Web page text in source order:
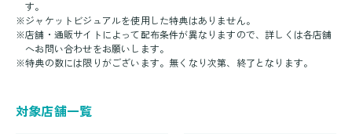
す。
※ジャケットビジュアルを使用した特典はありません。
※店舗・通販サイトによって配布条件が異なりますので、詳しくは各店舗
へお問い合わせをお願いします。
※特典の数には限りがございます。無くなり次第、終了となります。
対象店舗一覧